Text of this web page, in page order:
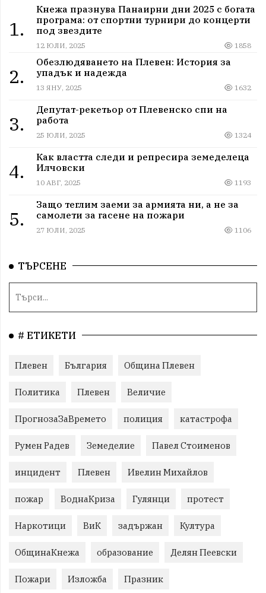
1.
Кнежа празнува Панаирни дни 2025 с богата
програма: от спортни турнири до концерти
под звездите
12 ЮЛИ, 2025 1858
2.
Обезлюдяването на Плевен: История за
упадък и надежда
13 ЯНУ, 2025 1632
3.
Депутат-рекетьор от Плевенско спи на
работа
25 ЮЛИ, 2025 1324
4.
Как властта следи и репресира земеделеца
Илчовски
10 АВГ, 2025 1193
5.
Защо теглим заеми за армията ни, а не за
самолети за гасене на пожари
27 ЮЛИ, 2025 1106
ТЪРСЕНЕ
# ЕТИКЕТИ
Плевен България Община Плевен
Политика Плевен Величие
ПрогнозаЗаВремето полиция катастрофа
Румен Радев Земеделие Павел Стоименов
инцидент Плевен Ивелин Михайлов
пожар ВоднаКриза Гулянци протест
Наркотици ВиК задържан Култура
ОбщинаКнежа образование Делян Пеевски
Пожари Изложба Празник